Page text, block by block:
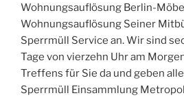
Wohnungsauflösung Berlin-
Wohnungsauflösung Seiner
Sperrmüll Service an. Wir sind
Tage von vierzehn Uhr am
Treffens für Sie da und geben
Sperrmüll Einsammlung